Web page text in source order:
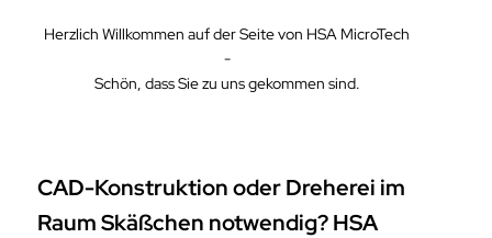
Herzlich Willkommen auf der Seite von HSA MicroTech
-
Schön, dass Sie zu uns gekommen sind.
CAD-Konstruktion oder Dreherei im
Raum Skäßchen notwendig? HSA